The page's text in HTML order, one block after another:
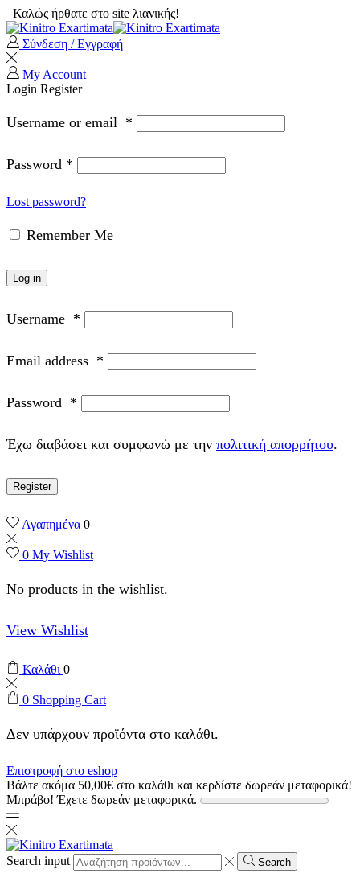
Καλώς ήρθατε στο site λιανικής!
Σύνδεση / Εγγραφή
My Account
Login Register
Username or email *
Password *
Lost password?
Remember Me
Log in
Username *
Email address *
Password *
Έχω διαβάσει και συμφωνώ με την πολιτική απορρήτου.
Register
Αγαπημένα 0
0 My Wishlist
No products in the wishlist.
View Wishlist
Καλάθι 0
0 Shopping Cart
Δεν υπάρχουν προϊόντα στο καλάθι.
Επιστροφή στο eshop
Βάλτε ακόμα 50,00€ στο καλάθι και κερδίστε δωρεάν μεταφορικά!
Μπράβο! Έχετε δωρεάν μεταφορικά.
Search input Search